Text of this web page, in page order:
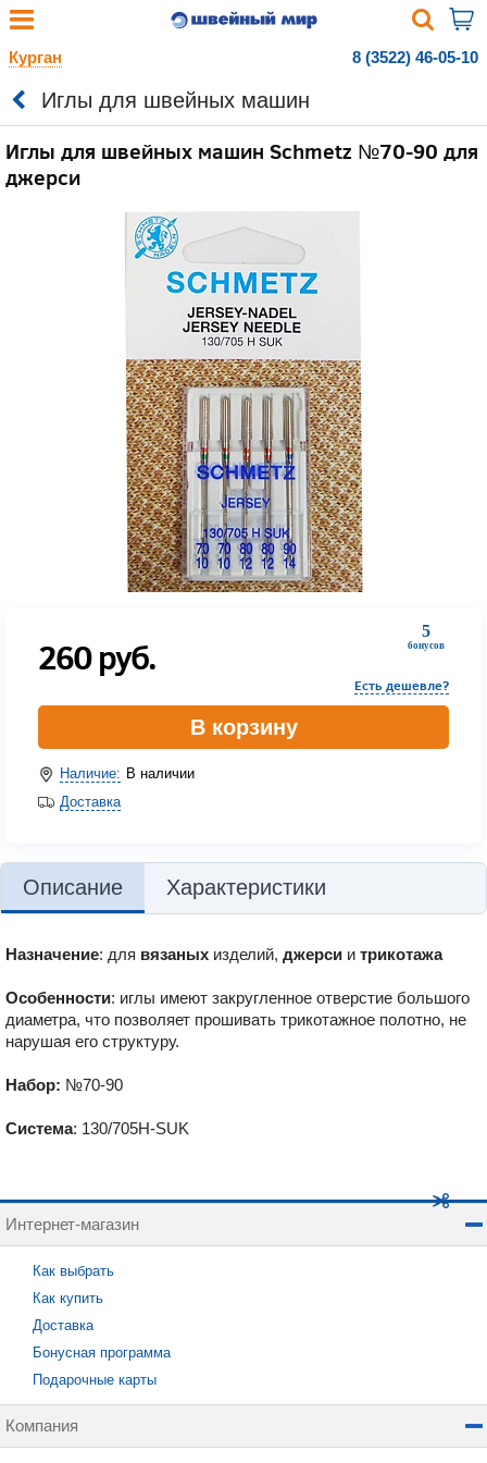
Курган 8 (3522) 46-05-10
Иглы для швейных машин
Иглы для швейных машин Schmetz №70-90 для
джерси
5
бонусов
260руб.
Есть дешевле?
В корзину
Наличие: В наличии
Доставка
Описание Характеристики
Назначение: для вязаных изделий, джерси и трикотажа
Особенности: иглы имеют закругленное отверстие большого
диаметра, что позволяет прошивать трикотажное полотно, не
нарушая его структуру.
Набор: №70-90
Система: 130/705H-SUK
Интернет-магазин
Как выбрать
Как купить
Доставка
Бонусная программа
Подарочные карты
Компания